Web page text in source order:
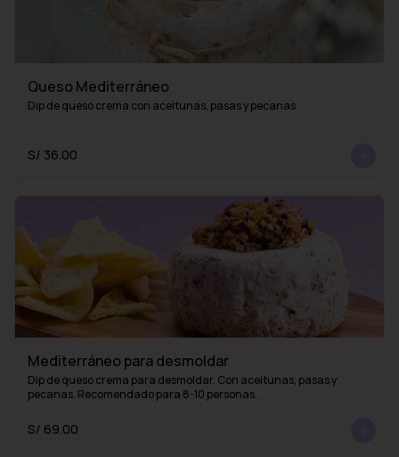
Queso Mediterráneo
Dip de queso crema con aceitunas, pasas y pecanas
S/ 36.00
Mediterráneo para desmoldar
Dip de queso crema para desmoldar. Con aceitunas, pasas y
pecanas. Recomendado para 8-10 personas.
S/ 69.00